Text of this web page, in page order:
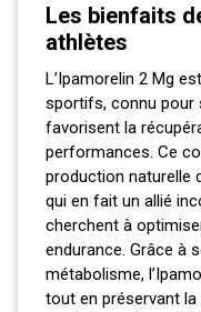
Les bienfaits
athlètes
L’Ipamorelin 2 Mg
sportifs, connu pour
favorisent la
performances. Ce
production naturelle
qui en fait un allié
cherchent à
endurance. Grâce à
métabolisme,
tout en préservant